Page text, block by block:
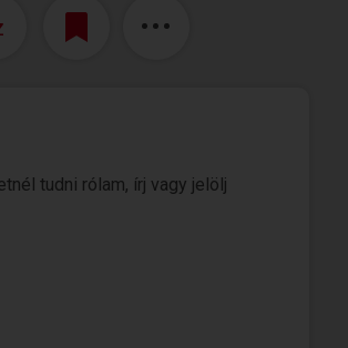
tudni rólam, írj vagy jelölj